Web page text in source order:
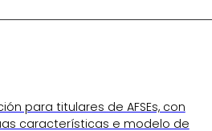
para titulares de AFSEs, con
características e modelo de